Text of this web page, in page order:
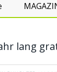
lang